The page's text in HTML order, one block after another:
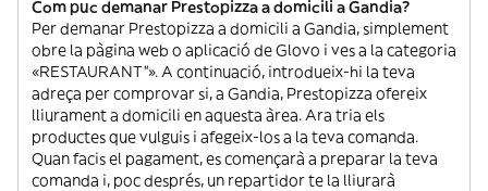
Com puc demanar Prestopizza a domicili a Gandia?
Per demanar Prestopizza a domicili a Gandia, simplement
obre la pàgina web o aplicació de Glovo i ves a la categoria
«RESTAURANT”». A continuació, introdueix-hi la teva
adreça per comprovar si, a Gandia, Prestopizza ofereix
lliurament a domicili en aquesta àrea. Ara tria els
productes que vulguis i afegeix-los a la teva comanda.
Quan facis el pagament, es començarà a preparar la teva
comanda i, poc després, un repartidor te la lliurarà